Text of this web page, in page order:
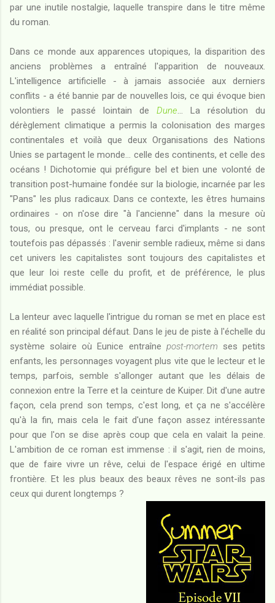
par une inutile nostalgie, laquelle transpire dans le titre même
du roman.
Dans ce monde aux apparences utopiques, la disparition des
anciens problèmes a entraîné l'apparition de nouveaux.
L'intelligence artificielle - à jamais associée aux derniers
conflits - a été bannie par de nouvelles lois, ce qui évoque bien
volontiers le passé lointain de Dune... La résolution du
dérèglement climatique a permis la colonisation des marges
continentales et voilà que deux Organisations des Nations
Unies se partagent le monde... celle des continents, et celle des
océans ! Dichotomie qui préfigure bel et bien une volonté de
transition post-humaine fondée sur la biologie, incarnée par les
"Pans" les plus radicaux. Dans ce contexte, les êtres humains
ordinaires - on n'ose dire "à l'ancienne" dans la mesure où
tous, ou presque, ont le cerveau farci d'implants - ne sont
toutefois pas dépassés : l'avenir semble radieux, même si dans
cet univers les capitalistes sont toujours des capitalistes et
que leur loi reste celle du profit, et de préférence, le plus
immédiat possible.
La lenteur avec laquelle l'intrigue du roman se met en place est
en réalité son principal défaut. Dans le jeu de piste à l'échelle du
système solaire où Eunice entraîne post-mortem ses petits
enfants, les personnages voyagent plus vite que le lecteur et le
temps, parfois, semble s'allonger autant que les délais de
connexion entre la Terre et la ceinture de Kuiper. Dit d'une autre
façon, cela prend son temps, c'est long, et ça ne s'accélère
qu'à la fin, mais cela le fait d'une façon assez intéressante
pour que l'on se dise après coup que cela en valait la peine.
L'ambition de ce roman est immense : il s'agit, rien de moins,
que de faire vivre un rêve, celui de l'espace érigé en ultime
frontière. Et les plus beaux des beaux rêves ne sont-ils pas
ceux qui durent longtemps ?